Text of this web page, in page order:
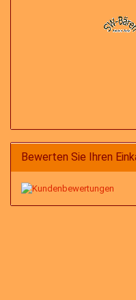
Bewerten Sie Ihren